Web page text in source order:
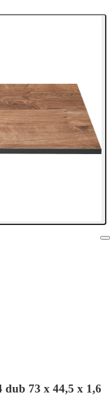
dub 73 x 44,5 x 1,6